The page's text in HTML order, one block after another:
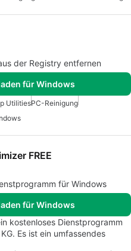
der Registry entfernen
für Windows
UtilitiesPC-Reinigung
FREE
für Windows
für Windows
kostenloses Dienstprogramm
Es ist ein umfassendes